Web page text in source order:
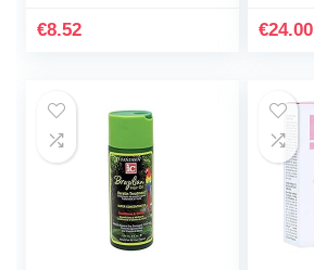
spatel, kleimasker…
€8.52 €24.00